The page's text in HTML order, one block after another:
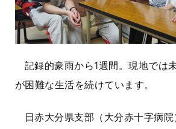
記録的豪雨から1週間。現地では
が困難な生活を続けています。
日赤大分県支部（大分赤十字病